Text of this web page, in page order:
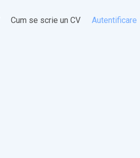
Cum se scrie un CV Autentificare